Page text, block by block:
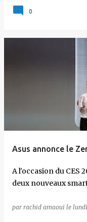
0
Asus annonce le
A l'occasion du CES
deux nouveaux
par rachid amaoui le